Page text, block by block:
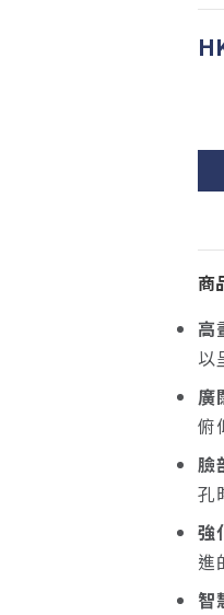
商
高
以
廣
俯
臉
孔
強
進
智